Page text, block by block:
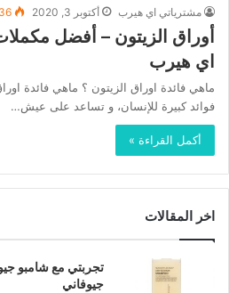
مشترياتي اي هيرب أكتوبر 3, 2020
أوراق الزيتون – أفضل
اي هيرب
ماهي فائدة اوراق الزيتون ؟ ماهي فائدة
فوائد كبيرة للإنسان، و تساعد على عيش…
أكمل القراءة »
اخر المقالات
جيوفاني